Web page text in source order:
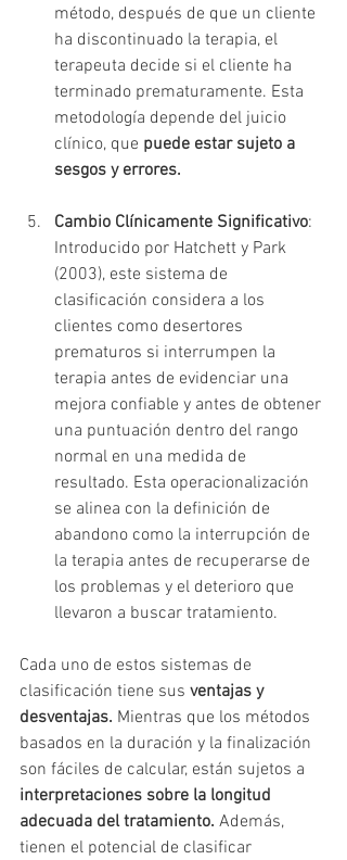
método, después de que un cliente
ha discontinuado la terapia, el
terapeuta decide si el cliente ha
terminado prematuramente. Esta
metodología depende del juicio
clínico, que puede estar sujeto a
sesgos y errores.
Cambio Clínicamente Significativo:
Introducido por Hatchett y Park
(2003), este sistema de
clasificación considera a los
clientes como desertores
prematuros si interrumpen la
terapia antes de evidenciar una
mejora confiable y antes de obtener
una puntuación dentro del rango
normal en una medida de
resultado. Esta operacionalización
se alinea con la definición de
abandono como la interrupción de
la terapia antes de recuperarse de
los problemas y el deterioro que
llevaron a buscar tratamiento.
Cada uno de estos sistemas de
clasificación tiene sus ventajas y
desventajas. Mientras que los métodos
basados en la duración y la finalización
son fáciles de calcular, están sujetos a
interpretaciones sobre la longitud
adecuada del tratamiento. Además,
tienen el potencial de clasificar